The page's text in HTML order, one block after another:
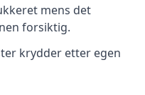
mens det
forsiktig.
krydder etter egen